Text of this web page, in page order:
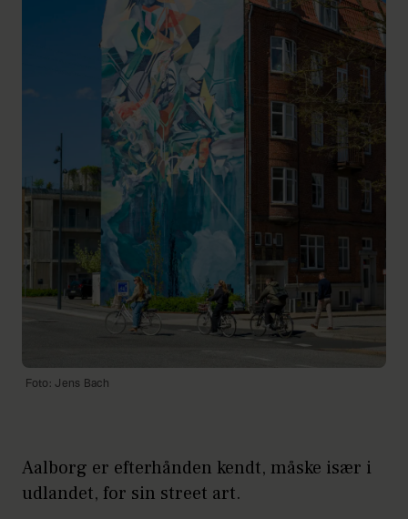
Foto: Jens Bach
Aalborg er efterhånden kendt, måske især i
udlandet, for sin street art.